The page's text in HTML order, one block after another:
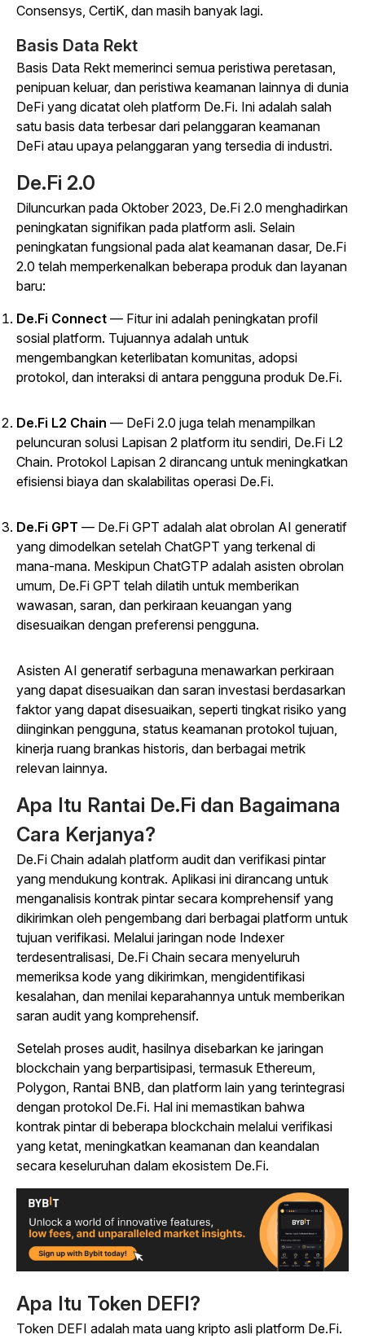
Consensys, CertiK, dan masih banyak lagi.
Basis Data Rekt
Basis Data Rekt memerinci semua peristiwa peretasan,
penipuan keluar, dan peristiwa keamanan lainnya di dunia
DeFi yang dicatat oleh platform De.Fi. Ini adalah salah
satu basis data terbesar dari pelanggaran keamanan
DeFi atau upaya pelanggaran yang tersedia di industri.
De.Fi 2.0
Diluncurkan pada Oktober 2023, De.Fi 2.0 menghadirkan
peningkatan signifikan pada platform asli. Selain
peningkatan fungsional pada alat keamanan dasar, De.Fi
2.0 telah memperkenalkan beberapa produk dan layanan
baru:
De.Fi Connect — Fitur ini adalah peningkatan profil
sosial platform. Tujuannya adalah untuk
mengembangkan keterlibatan komunitas, adopsi
protokol, dan interaksi di antara pengguna produk De.Fi.
De.Fi L2 Chain — DeFi 2.0 juga telah menampilkan
peluncuran solusi Lapisan 2 platform itu sendiri, De.Fi L2
Chain. Protokol Lapisan 2 dirancang untuk meningkatkan
efisiensi biaya dan skalabilitas operasi De.Fi.
De.Fi GPT — De.Fi GPT adalah alat obrolan AI generatif
yang dimodelkan setelah ChatGPT yang terkenal di
mana-mana. Meskipun ChatGTP adalah asisten obrolan
umum, De.Fi GPT telah dilatih untuk memberikan
wawasan, saran, dan perkiraan keuangan yang
disesuaikan dengan preferensi pengguna.
Asisten AI generatif serbaguna menawarkan perkiraan
yang dapat disesuaikan dan saran investasi berdasarkan
faktor yang dapat disesuaikan, seperti tingkat risiko yang
diinginkan pengguna, status keamanan protokol tujuan,
kinerja ruang brankas historis, dan berbagai metrik
relevan lainnya.
Apa Itu Rantai De.Fi dan Bagaimana
Cara Kerjanya?
De.Fi Chain adalah platform audit dan verifikasi pintar
yang mendukung kontrak. Aplikasi ini dirancang untuk
menganalisis kontrak pintar secara komprehensif yang
dikirimkan oleh pengembang dari berbagai platform untuk
tujuan verifikasi. Melalui jaringan node Indexer
terdesentralisasi, De.Fi Chain secara menyeluruh
memeriksa kode yang dikirimkan, mengidentifikasi
kesalahan, dan menilai keparahannya untuk memberikan
saran audit yang komprehensif.
Setelah proses audit, hasilnya disebarkan ke jaringan
blockchain yang berpartisipasi, termasuk Ethereum,
Polygon, Rantai BNB, dan platform lain yang terintegrasi
dengan protokol De.Fi. Hal ini memastikan bahwa
kontrak pintar di beberapa blockchain melalui verifikasi
yang ketat, meningkatkan keamanan dan keandalan
secara keseluruhan dalam ekosistem De.Fi.
Apa Itu Token DEFI?
Token DEFI adalah mata uang kripto asli platform De.Fi.